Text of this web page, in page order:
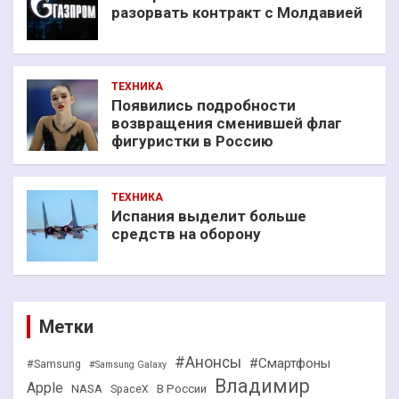
разорвать контракт с Молдавией
ТЕХНИКА
Появились подробности
возвращения сменившей флаг
фигуристки в Россию
ТЕХНИКА
Испания выделит больше
средств на оборону
Метки
#Samsung #Samsung Galaxy #Анонсы #Смартфоны
Apple NASA SpaceX В России
Владимир